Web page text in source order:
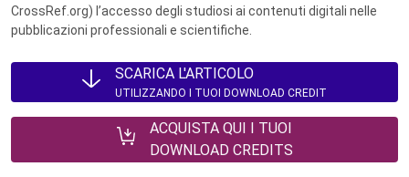
CrossRef.org) l’accesso degli studiosi ai contenuti digitali nelle
pubblicazioni professionali e scientifiche.
SCARICA L'ARTICOLO
UTILIZZANDO I TUOI DOWNLOAD CREDIT
ACQUISTA QUI I TUOI
DOWNLOAD CREDITS